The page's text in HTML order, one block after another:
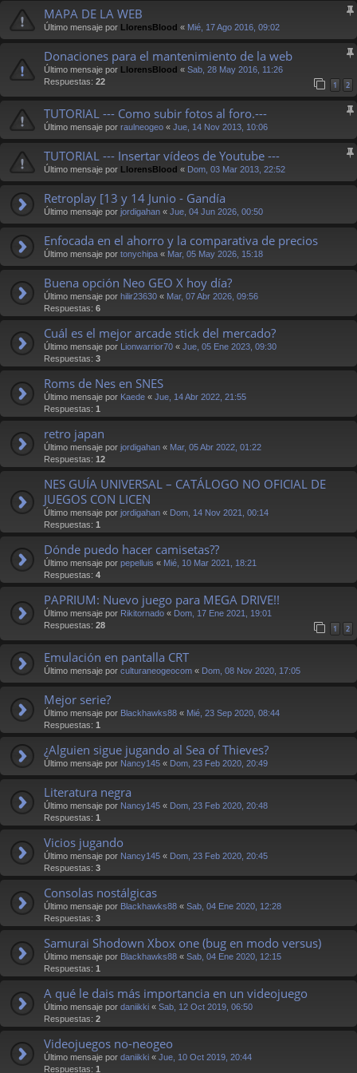
MAPA DE LA WEB
Último mensaje por LlorensBlood « Mié, 17 Ago 2016, 09:02
Donaciones para el mantenimiento de la web
Último mensaje por LlorensBlood « Sab, 28 May 2016, 11:26
Respuestas: 22 1 2
TUTORIAL --- Como subir fotos al foro.---
Último mensaje por raulneogeo « Jue, 14 Nov 2013, 10:06
TUTORIAL --- Insertar vídeos de Youtube ---
Último mensaje por LlorensBlood « Dom, 03 Mar 2013, 22:52
Retroplay [13 y 14 Junio - Gandía
Último mensaje por jordigahan « Jue, 04 Jun 2026, 00:50
Enfocada en el ahorro y la comparativa de precios
Último mensaje por tonychipa « Mar, 05 May 2026, 15:18
Buena opción Neo GEO X hoy día?
Último mensaje por hilir23630 « Mar, 07 Abr 2026, 09:56
Respuestas: 6
Cuál es el mejor arcade stick del mercado?
Último mensaje por Lionwarrior70 « Jue, 05 Ene 2023, 09:30
Respuestas: 3
Roms de Nes en SNES
Último mensaje por Kaede « Jue, 14 Abr 2022, 21:55
Respuestas: 1
retro japan
Último mensaje por jordigahan « Mar, 05 Abr 2022, 01:22
Respuestas: 12
NES GUÍA UNIVERSAL – CATÁLOGO NO OFICIAL DE
JUEGOS CON LICEN
Último mensaje por jordigahan « Dom, 14 Nov 2021, 00:14
Respuestas: 1
Dónde puedo hacer camisetas??
Último mensaje por pepelluis « Mié, 10 Mar 2021, 18:21
Respuestas: 4
PAPRIUM: Nuevo juego para MEGA DRIVE!!
Último mensaje por Rikitornado « Dom, 17 Ene 2021, 19:01
Respuestas: 28 1 2
Emulación en pantalla CRT
Último mensaje por culturaneogeocom « Dom, 08 Nov 2020, 17:05
Mejor serie?
Último mensaje por Blackhawks88 « Mié, 23 Sep 2020, 08:44
Respuestas: 1
¿Alguien sigue jugando al Sea of Thieves?
Último mensaje por Nancy145 « Dom, 23 Feb 2020, 20:49
Literatura negra
Último mensaje por Nancy145 « Dom, 23 Feb 2020, 20:48
Respuestas: 1
Vicios jugando
Último mensaje por Nancy145 « Dom, 23 Feb 2020, 20:45
Respuestas: 3
Consolas nostálgicas
Último mensaje por Blackhawks88 « Sab, 04 Ene 2020, 12:28
Respuestas: 3
Samurai Shodown Xbox one (bug en modo versus)
Último mensaje por Blackhawks88 « Sab, 04 Ene 2020, 12:15
Respuestas: 1
A qué le dais más importancia en un videojuego
Último mensaje por daniikki « Sab, 12 Oct 2019, 06:50
Respuestas: 2
Videojuegos no-neogeo
Último mensaje por daniikki « Jue, 10 Oct 2019, 20:44
Respuestas: 1